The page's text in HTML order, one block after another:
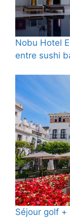
Nobu Hotel
entre sushi
Séjour golf